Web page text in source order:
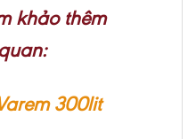
khảo thêm
300lit